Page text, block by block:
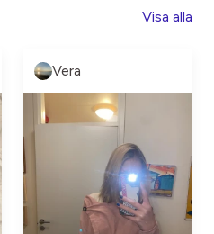
Visa alla
Vera